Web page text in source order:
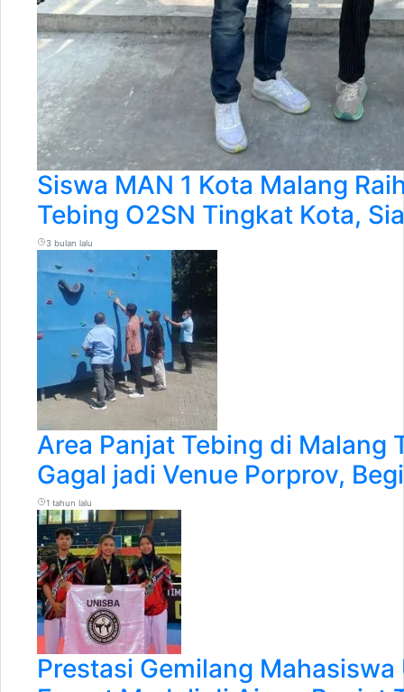
Siswa MAN 1 Kota Malang
Tebing O2SN Tingkat Kota,
3 bulan lalu
Area Panjat Tebing di Malang
Gagal jadi Venue Porprov,
1 tahun lalu
Prestasi Gemilang